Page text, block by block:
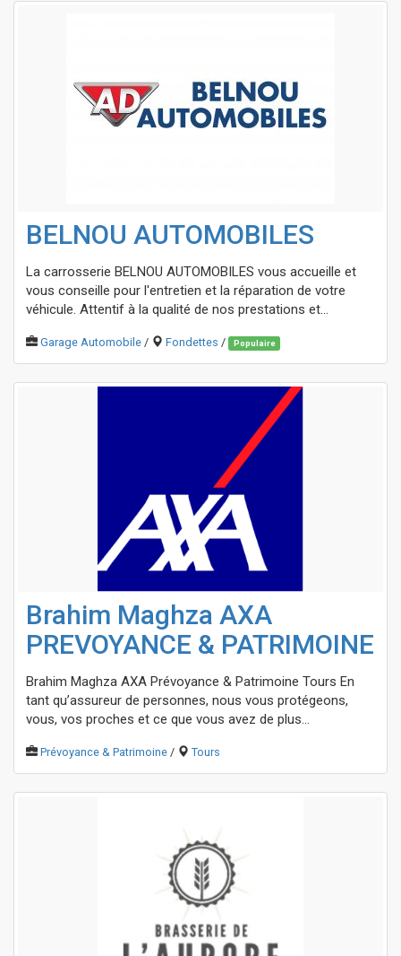
BELNOU AUTOMOBILES
La carrosserie BELNOU AUTOMOBILES vous accueille et
vous conseille pour l'entretien et la réparation de votre
véhicule. Attentif à la qualité de nos prestations et...
Garage Automobile / Fondettes / Populaire
Brahim Maghza AXA
PREVOYANCE & PATRIMOINE
Brahim Maghza AXA Prévoyance & Patrimoine Tours En
tant qu’assureur de personnes, nous vous protégeons,
vous, vos proches et ce que vous avez de plus...
Prévoyance & Patrimoine / Tours